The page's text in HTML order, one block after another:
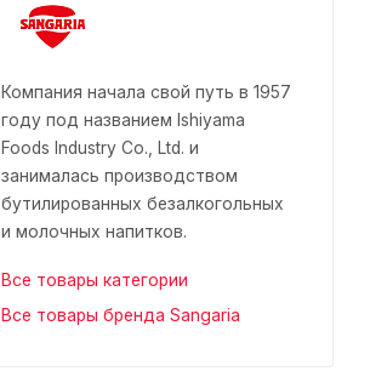
Компания начала свой путь в 1957
году под названием Ishiyama
Foods Industry Co., Ltd. и
занималась производством
бутилированных безалкогольных
и молочных напитков.
Все товары категории
Все товары бренда Sangaria